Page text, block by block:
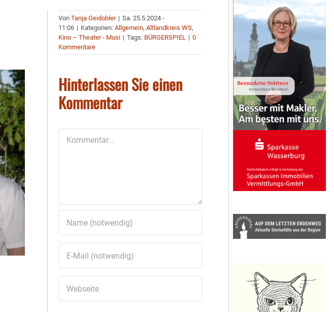
VonTanja Geidobler | Sa. 25.5.2024 -
11:06 | Kategorien:Allgemein,Altlandkreis WS,
Kino – Theater - Musi | Tags: BÜRGERSPIEL | 0
Kommentare
Hinterlassen Sie einen
Kommentar